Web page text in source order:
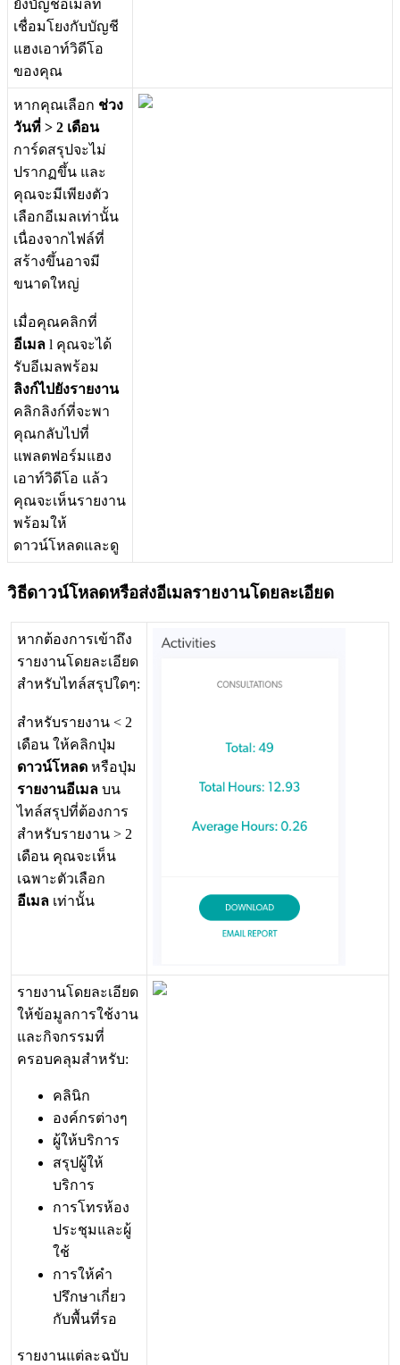
ยงบญชอเมลท
เชอมโยงกบบญช
แฮงเอาทวดโอ
ของคณ
หากคณเลอก ชวง
วนท > 2 เดอน
การดสรปจะไม
ปรากฏขน และ
คณจะมเพยงตว
เลอกอเมลเทานน
เนองจากไฟลท
สรางขนอาจม
ขนาดใหญ
เมอคณคลกท
อเมล l คณจะได
รบอเมลพรอม
ลงกไปยงรายงาน
คลกลงกทจะพา
คณกลบไปท
แพลตฟอรมแฮง
เอาทวดโอ แลว
คณจะเหนรายงาน
พรอมให
ดาวนโหลดและด
วธดาวนโหลดหรอสงอเมลรายงานโดยละเอยด
หากตองการเขาถง
รายงานโดยละเอยด
สหรบไทลสรปใดๆ:
สหรบรายงาน < 2
เดอน ใหคลกปม
ดาวนโหลด หรอปม
รายงานอเมล บน
ไทลสรปทตองการ
สหรบรายงาน > 2
เดอน คณจะเหน
เฉพาะตวเลอก
อเมล เทานน
รายงานโดยละเอยด
ใหขอมลการใชงาน
และกจกรรมท
ครอบคลมสหรบ:
คลนก
องคกรตางๆ
ผใหบรการ
สรปผให
บรการ
การโทรหอง
ประชมและผ
ใช
การใหค
ปรกษาเกยว
กบพนทรอ
รายงานแตละฉบบ